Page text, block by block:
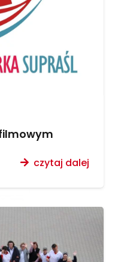
czytaj dalej